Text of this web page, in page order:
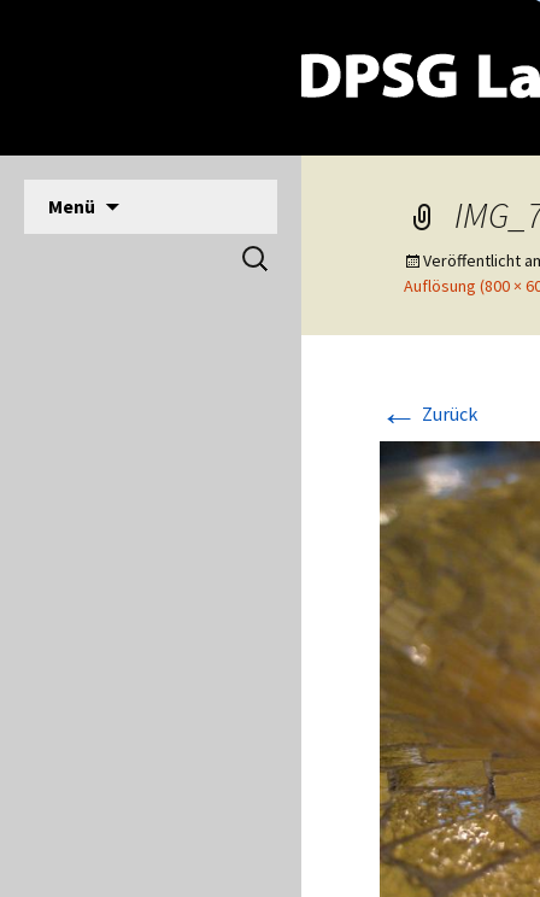
Pfadfinder Langerwehe
DPSG Stamm Langerwehe, Deutsche
Menü
Suchen
nach:
Veröffentlicht
Auflösung (800 ×
← Zurück